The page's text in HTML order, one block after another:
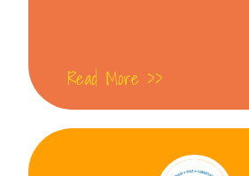
Read More >>